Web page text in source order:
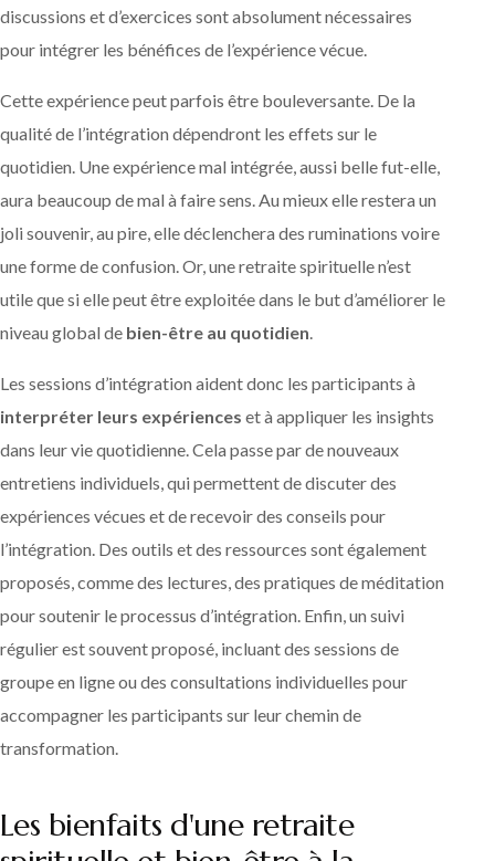
discussions et d’exercices sont absolument nécessaires
pour intégrer les bénéfices de l’expérience vécue.
Cette expérience peut parfois être bouleversante. De la
qualité de l’intégration dépendront les effets sur le
quotidien. Une expérience mal intégrée, aussi belle fut-elle,
aura beaucoup de mal à faire sens. Au mieux elle restera un
joli souvenir, au pire, elle déclenchera des ruminations voire
une forme de confusion. Or, une retraite spirituelle n’est
utile que si elle peut être exploitée dans le but d’améliorer le
niveau global de bien-être au quotidien.
Les sessions d’intégration aident donc les participants à
interpréter leurs expériences et à appliquer les insights
dans leur vie quotidienne. Cela passe par de nouveaux
entretiens individuels, qui permettent de discuter des
expériences vécues et de recevoir des conseils pour
l’intégration. Des outils et des ressources sont également
proposés, comme des lectures, des pratiques de méditation
pour soutenir le processus d’intégration. Enfin, un suivi
régulier est souvent proposé, incluant des sessions de
groupe en ligne ou des consultations individuelles pour
accompagner les participants sur leur chemin de
transformation.
Les bienfaits d'une retraite